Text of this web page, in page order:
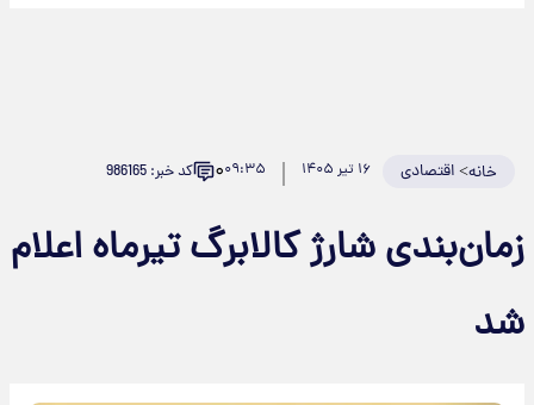
خانه>اقتصادی ۱۶ تیر ۱۴۰۵ ۰۹:۳۵۰ کد خبر: 986165
زمان‌بندی شارژ کالابرگ تیرماه اعلام
شد